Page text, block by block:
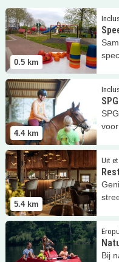
0.5 km
Lees meer Speeltuin 't
4.4 km
Lees meer SPG - Oost
5.4 km
Uit
Lees meer Restaurant de
Bij
Lees meer Natuurpark de